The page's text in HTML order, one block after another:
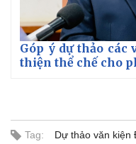
Vụ án
Tin nóng
Tư vấn luật
Góp ý dự thảo
thiện thể chế cho
Tag: Dự thảo văn kiện